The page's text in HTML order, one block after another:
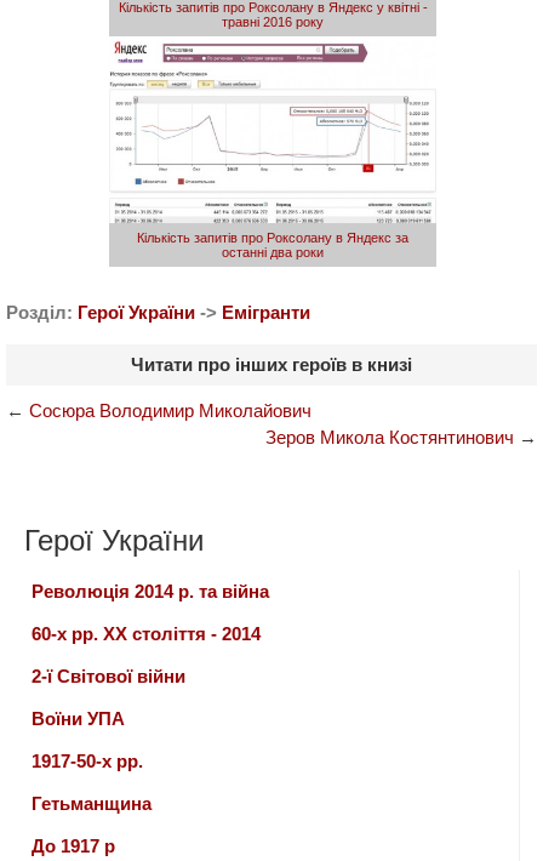
Кількість запитів про Роксолану в Яндекс у квітні -
травні 2016 року
Кількість запитів про Роксолану в Яндекс за
останні два роки
Розділ: Герої України -> Емігранти
Читати про інших героїв в книзі
← Сосюра Володимир Миколайович
Зеров Микола Костянтинович →
Герої України
Революція 2014 р. та війна
60-х рр. ХХ століття - 2014
2-ї Світової війни
Воїни УПА
1917-50-х рр.
Гетьманщина
До 1917 р